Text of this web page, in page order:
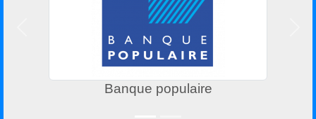
Banque populaire